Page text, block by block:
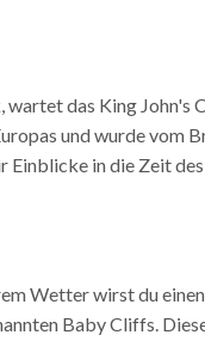
das ​King John's
und wurde vom
Einblicke in die Zeit
Wetter wirst du
​Baby Cliffs​.